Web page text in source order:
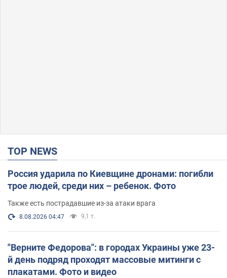
TOP NEWS
Россия ударила по Киевщине дронами: погибли
трое людей, среди них – ребенок. Фото
Также есть пострадавшие из-за атаки врага
8.08.2026 04:47 9,1 т.
"Верните Федорова": в городах Украины уже 23-
й день подряд проходят массовые митинги с
плакатами. Фото и видео